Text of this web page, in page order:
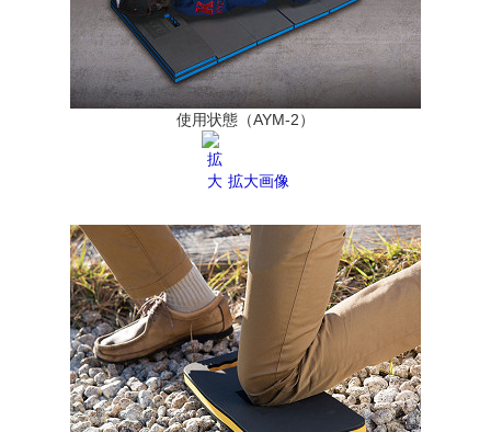
使用状態（AYM-2）
拡大画像